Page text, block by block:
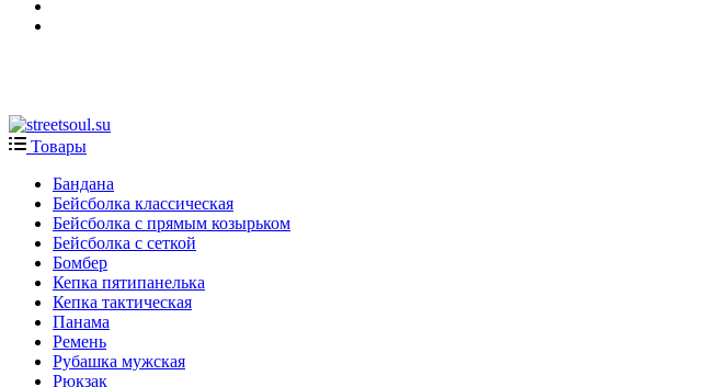
Товары
Бандана
Бейсболка классическая
Бейсболка с прямым козырьком
Бейсболка с сеткой
Бомбер
Кепка пятипанелька
Кепка тактическая
Панама
Ремень
Рубашка мужская
Рюкзак